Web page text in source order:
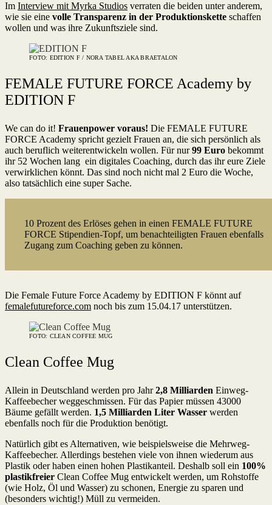
Im Interview mit Myrka Studios verraten die beiden unter anderem,
wie sie eine volle Transparenz in der Produktionskette schaffen
wollen und was ihre Zukunftsziele sind.
FOTO: EDITION F / NORA TABEL AKA BRAETALON
FEMALE FUTURE FORCE Academy by
EDITION F
We can do it! Frauenpower voraus! Die FEMALE FUTURE
FORCE Academy spricht gezielt Frauen an, die sich persönlich als
auch beruflich weiterentwickeln wollen. Für nur99 Euro bekommt
ihr 52 Wochen lang ein digitales Coaching, durch das ihr eure Ziele
verwirklichen könnt. Das sind noch nicht mal 2 Euro die Woche,
also tatsächlich eine super Sache.
10 Prozent des Erlöses gehen in einen FEMALE FUTURE
FORCE Stipendien-Topf, um benachteiligten Frauen ebenfalls
Zugang zum Coaching geben zu können.
Die Female Future Force Academy by EDITION F könnt auf
femalefutureforce.com noch bis zum 15.04.17 unterstützen.
FOTO: CLEAN COFFEE MUG
Clean Coffee Mug
Allein in Deutschland werden pro Jahr2,8 Milliarden Einweg-
Kaffeebecher weggeschmissen. Für das Papier müssen 43000
Bäume gefällt werden. 1,5 Milliarden Liter Wasser werden
ebenfalls noch für die Produktion benötigt.
Natürlich gibt es Alternativen, wie beispielsweise die Mehrweg-
Kaffeebecher. Allerdings bestehen viele von ihnen wiederum aus
Plastik oder haben einen hohen Plastikanteil. Deshalb soll ein 100%
plastikfreier Clean Coffee Mug entwickelt werden, um Rohstoffe
(wie Holz, Öl und Wasser) zu schonen, Energie zu sparen und
(besonders wichtig!) Müll zu vermeiden.